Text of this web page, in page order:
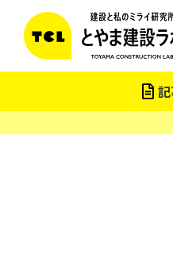
この会社をもっと研究する